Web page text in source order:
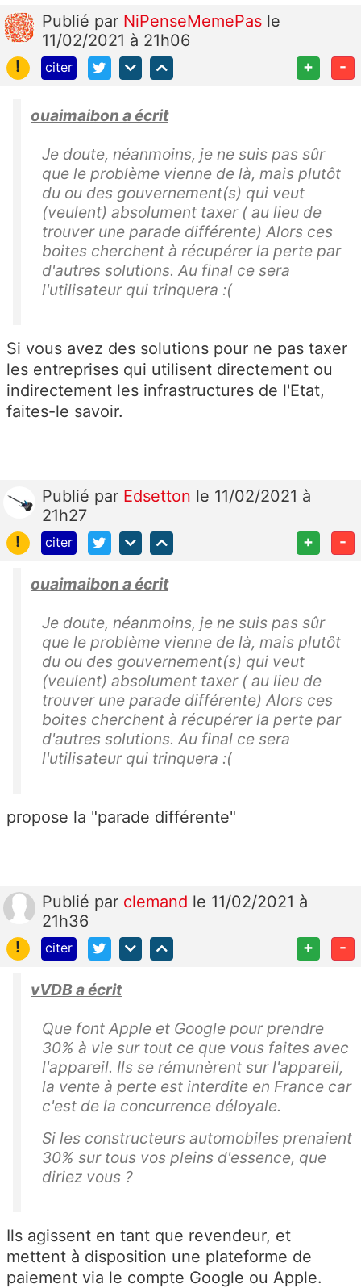
Publié par NiPenseMemePas le
11/02/2021 à 21h06
!
citer + -
ouaimaibon a écrit
Je doute, néanmoins, je ne suis pas sûr
que le problème vienne de là, mais plutôt
du ou des gouvernement(s) qui veut
(veulent) absolument taxer ( au lieu de
trouver une parade différente) Alors ces
boites cherchent à récupérer la perte par
d'autres solutions. Au final ce sera
l'utilisateur qui trinquera :(
Si vous avez des solutions pour ne pas taxer
les entreprises qui utilisent directement ou
indirectement les infrastructures de l'Etat,
faites-le savoir.
Publié par Edsetton le 11/02/2021 à
21h27
!
citer + -
ouaimaibon a écrit
Je doute, néanmoins, je ne suis pas sûr
que le problème vienne de là, mais plutôt
du ou des gouvernement(s) qui veut
(veulent) absolument taxer ( au lieu de
trouver une parade différente) Alors ces
boites cherchent à récupérer la perte par
d'autres solutions. Au final ce sera
l'utilisateur qui trinquera :(
propose la "parade différente"
Publié par clemand le 11/02/2021 à
21h36
!
citer + -
vVDB a écrit
Que font Apple et Google pour prendre
30% à vie sur tout ce que vous faites avec
l'appareil. Ils se rémunèrent sur l'appareil,
la vente à perte est interdite en France car
c'est de la concurrence déloyale.
Si les constructeurs automobiles prenaient
30% sur tous vos pleins d'essence, que
diriez vous ?
Ils agissent en tant que revendeur, et
mettent à disposition une plateforme de
paiement via le compte Google ou Apple.